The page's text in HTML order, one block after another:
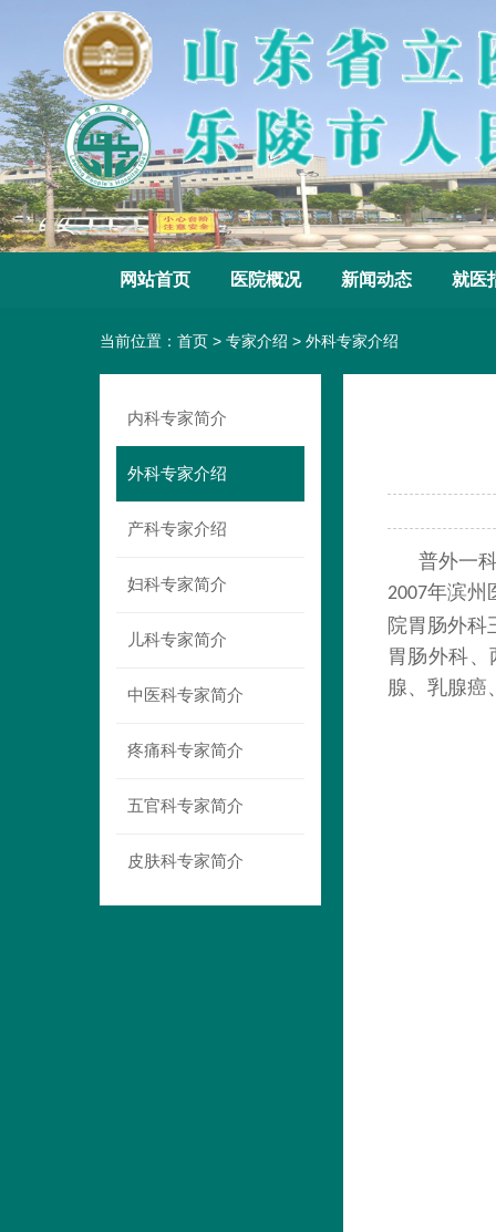
网站首页 医院概况 新闻动态 就医
当前位置： 首页 > 专家介绍 > 外科专家介绍
内科专家简介
外科专家介绍
产科专家介绍
妇科专家简介
儿科专家简介
中医科专家简介
疼痛科专家简介
五官科专家简介
皮肤科专家简介
普外一
2007年滨州
院胃肠外科
胃肠外科
腺、乳腺癌